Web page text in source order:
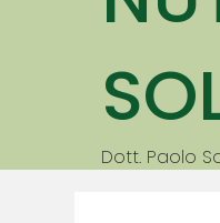
Dott. Paolo